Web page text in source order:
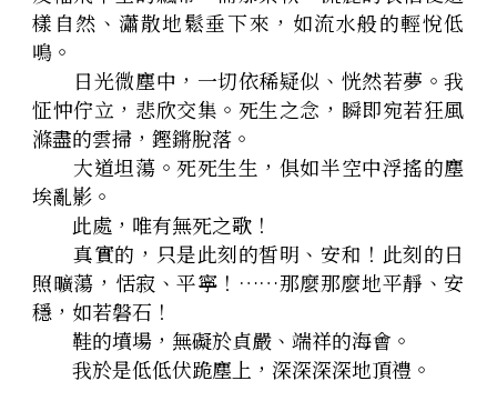
樣自然、瀟散地鬆垂下來，如流水般的輕悅低
鳴。
日光微塵中，一切依稀疑似、恍然若夢。我
怔忡佇立，悲欣交集。死生之念，瞬即宛若狂風
滌盡的雲掃，鏗鏘脫落。
大道坦蕩。死死生生，俱如半空中浮搖的塵
埃亂影。
此處，唯有無死之歌！
真實的，只是此刻的皙明、安和！此刻的日
照曠蕩，恬寂、平寧！……那麼那麼地平靜、安
穩，如若磐石！
鞋的墳場，無礙於貞嚴、端祥的海會。
我於是低低伏跪塵上，深深深深地頂禮。